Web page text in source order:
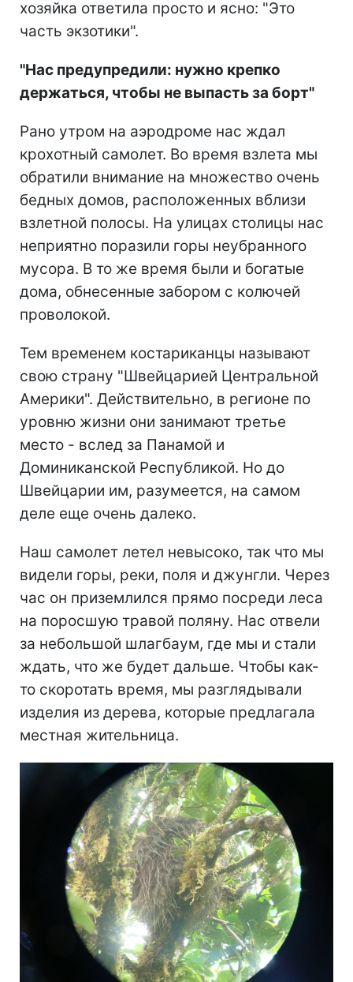
хозяйка ответила просто и ясно: "Это
часть экзотики".
"Нас предупредили: нужно крепко
держаться, чтобы не выпасть за борт"
Рано утром на аэродроме нас ждал
крохотный самолет. Во время взлета мы
обратили внимание на множество очень
бедных домов, расположенных вблизи
взлетной полосы. На улицах столицы нас
неприятно поразили горы неубранного
мусора. В то же время были и богатые
дома, обнесенные забором с колючей
проволокой.
Тем временем костариканцы называют
свою страну "Швейцарией Центральной
Америки". Действительно, в регионе по
уровню жизни они занимают третье
место - вслед за Панамой и
Доминиканской Республикой. Но до
Швейцарии им, разумеется, на самом
деле еще очень далеко.
Наш самолет летел невысоко, так что мы
видели горы, реки, поля и джунгли. Через
час он приземлился прямо посреди леса
на поросшую травой поляну. Нас отвели
за небольшой шлагбаум, где мы и стали
ждать, что же будет дальше. Чтобы как-
то скоротать время, мы разглядывали
изделия из дерева, которые предлагала
местная жительница.